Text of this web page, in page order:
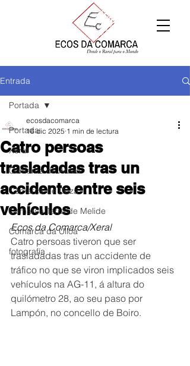
Entrada
Portada
Xeral
Comarca de Arzúa
Comarca de Deza
Comarca Terra de Melide
Comarca da Ulloa
fotografía
Portada
Catro persoas
trasladadas tras un
accidente entre seis
vehículos
ecosdacomarca
16 dic 2025 1 min de lectura
Ecos da Comarca/Xeral
Catro persoas tiveron que ser
trasladadas tras un accidente de
tráfico no que se viron implicados seis
vehículos na AG-11, á altura do
quilómetro 28, ao seu paso por
Lampón, no concello de Boiro.